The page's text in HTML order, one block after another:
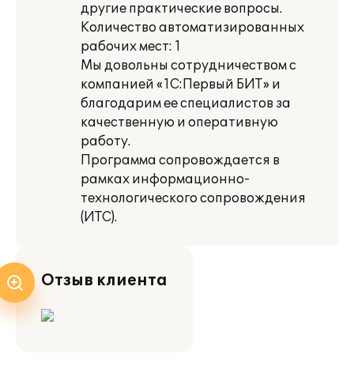
другие практические вопросы.
Количество автоматизированных
рабочих мест: 1
Мы довольны сотрудничеством с
компанией «1С:Первый БИТ» и
благодарим ее специалистов за
качественную и оперативную
работу.
Программа сопровождается в
рамках информационно-
технологического сопровождения
(ИТС).
Отзыв клиента